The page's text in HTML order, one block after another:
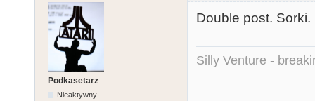
Podkasetarz
Nieaktywny
Double post.
Silly Venture -